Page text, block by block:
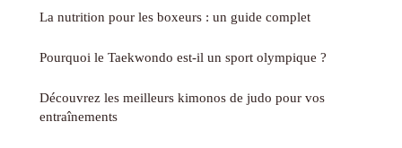
La nutrition pour les boxeurs : un guide complet
Pourquoi le Taekwondo est-il un sport olympique ?
Découvrez les meilleurs kimonos de judo pour vos
entraînements